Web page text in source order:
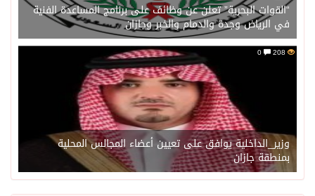
“القوات البحرية” تعلن عن وظائف على برنامج المساعدة الفنية
في الرياض وجدة والدمام والخبر وجازان
208
وزير_الداخلية يوافق على تعيين أعضاء المجالس المحلية
بمنطقة جازان